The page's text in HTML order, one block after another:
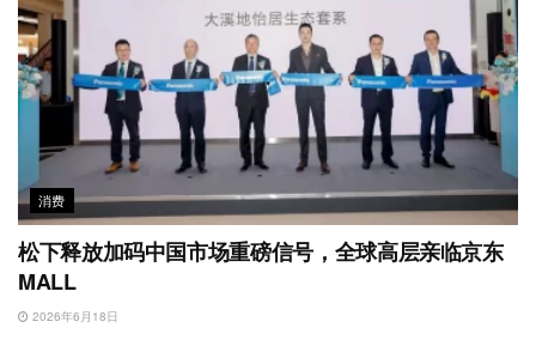
消费
松下释放加码中国市场重磅信号，全球高层亲临京东
MALL
2026年6月18日